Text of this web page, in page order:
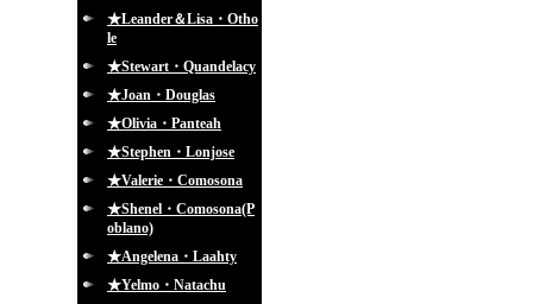
★Leander＆Lisa・Otho
le
★Stewart・Quandelacy
★Joan・Douglas
★Olivia・Panteah
★Stephen・Lonjose
★Valerie・Comosona
★Shenel・Comosona(P
oblano)
★Angelena・Laahty
★Yelmo・Natachu